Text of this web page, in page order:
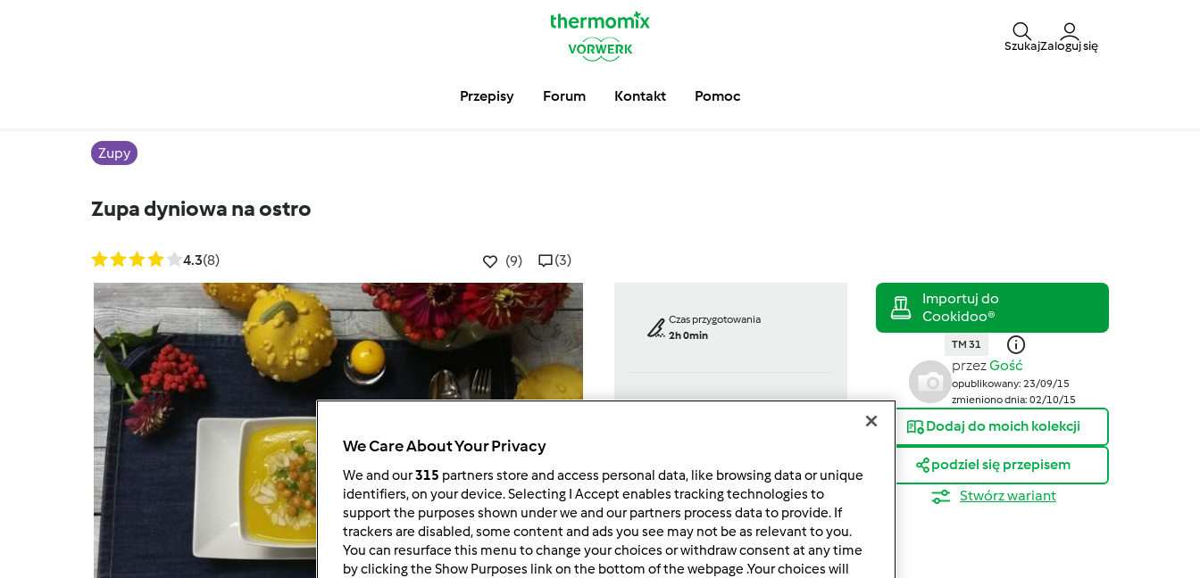
SzukajZaloguj się
Przepisy Forum Kontakt Pomoc
Zupy
Zupa dyniowa na ostro
4.3(8) (9) (3)
Czas przygotowania
2h 0min
porcja/porcje/porcji
4porcja/porcje/porcji
TM 31
przezGość
opublikowany: 23/09/15
zmieniono dnia: 02/10/15
Dodaj do moich kolekcji
podziel się przepisem
Stwórz wariant
We Care About Your Privacy
We and our315 partners store and access personal data, like browsing data or unique
identifiers, on your device. Selecting I Accept enables tracking technologies to
support the purposes shown under we and our partners process data to provide. If
trackers are disabled, some content and ads you see may not be as relevant to you.
You can resurface this menu to change your choices or withdraw consent at any time
by clicking the Show Purposes link on the bottom of the webpage .Your choices will